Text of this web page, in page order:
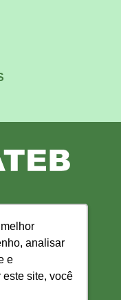
analisar
e
site, você
analisar
e
site, você